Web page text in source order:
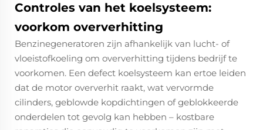
Controles van het koelsysteem:
voorkom oververhitting
Benzinegeneratoren zijn afhankelijk van lucht- of
vloeistofkoeling om oververhitting tijdens bedrijf te
voorkomen. Een defect koelsysteem kan ertoe leiden
dat de motor oververhit raakt, wat vervormde
cilinders, geblowde kopdichtingen of geblokkeerde
onderdelen tot gevolg kan hebben – kostbare